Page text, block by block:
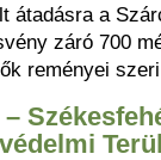
átadásra a
záró 700
reményei